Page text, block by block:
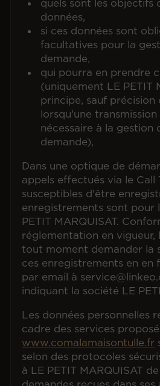
quels sont les objectifs
données,
si ces données sont
facultatives pour la
demande,
qui pourra en prendre
(uniquement LE PETIT
principe, sauf précision
lorsqu'une
nécessaire à la gestion
demande),
Dans une optique de
appels effectués via le Call
susceptibles d'être
enregistrements sont pour
PETIT MARQUISAT.
réglementation en vigueur,
tout moment demander la
ces enregistrements en en
par email à
indiquant la société LE
Les données personnelles
cadre des services
www.comalamaisontulle.fr
selon des protocoles
à LE PETIT MARQUISAT